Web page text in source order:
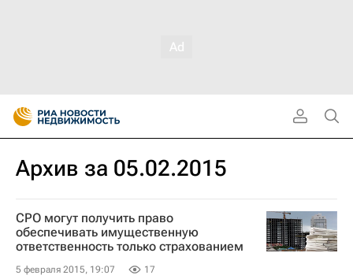
Архив за 05.02.2015
СРО могут получить право
обеспечивать имущественную
ответственность только страхованием
5 февраля 2015, 19:07 17